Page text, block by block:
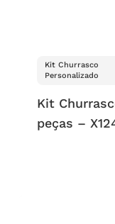
Kit Churrasco
Personalizado
Kit
peças –